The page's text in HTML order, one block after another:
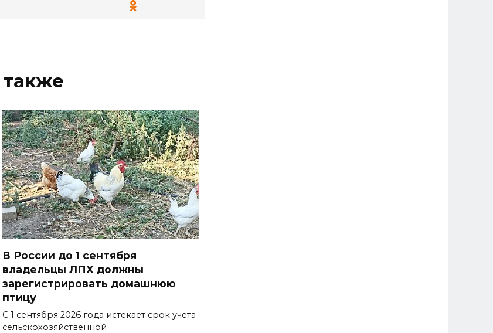
также
В России до 1 сентября
владельцы ЛПХ должны
зарегистрировать домашнюю
птицу
С 1 сентября 2026 года истекает срок учета
сельскохозяйственной